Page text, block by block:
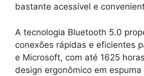
bastante acessível e
A tecnologia Bluetooth 5.0
conexões rápidas e eficientes
e Microsoft, com até 1625
design ergonômico em